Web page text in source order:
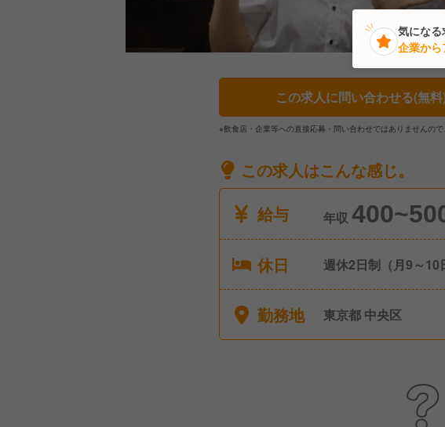
この求人に問い合わせる(無
※飲食店・企業等への直接応募・問い合わせではありませんので
この求人はこんな感じ。
給与
年収
休日
週休2日制（月9～
勤務地 東京都 中央区
気になる
企業か